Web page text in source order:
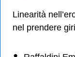
Linearità
nel prendere